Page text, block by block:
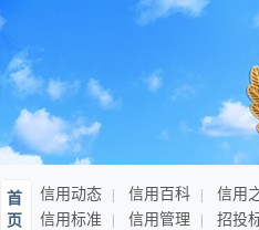
首
页
信用动态 信用百科 信用
信用标准
信用管理 招投